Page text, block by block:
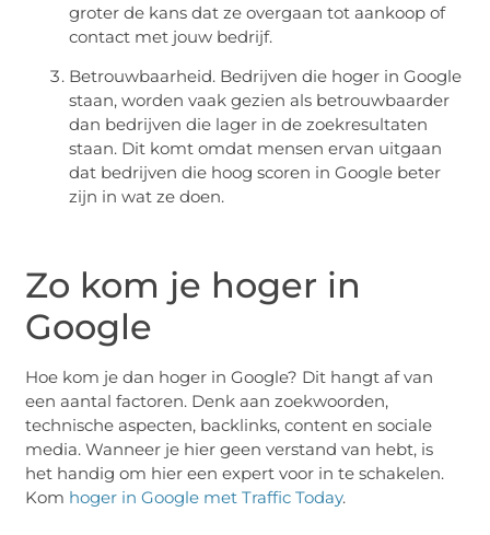
groter de kans dat ze overgaan tot aankoop of
contact met jouw bedrijf.
Betrouwbaarheid. Bedrijven die hoger in Google
staan, worden vaak gezien als betrouwbaarder
dan bedrijven die lager in de zoekresultaten
staan. Dit komt omdat mensen ervan uitgaan
dat bedrijven die hoog scoren in Google beter
zijn in wat ze doen.
Zo kom je hoger in
Google
Hoe kom je dan hoger in Google? Dit hangt af van
een aantal factoren. Denk aan zoekwoorden,
technische aspecten, backlinks, content en sociale
media. Wanneer je hier geen verstand van hebt, is
het handig om hier een expert voor in te schakelen.
Kom hoger in Google met Traffic Today.